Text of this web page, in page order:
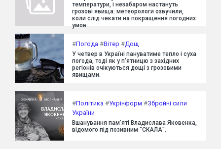
температури, і незабаром настануть
грозові явища: метеорологи озвучили,
коли слід чекати на покращення погодних
умов.
#Погода #Вітер #Дощ
У четвер в Україні пануватиме тепло і суха
погода, тоді як у п'ятницю з західних
регіонів очікуються дощі з грозовими
явищами.
#Політика #Укрінформ #Збройні сили
України
Вшанування пам'яті Владислава Яковенка,
відомого під позивним "СКАЛА".